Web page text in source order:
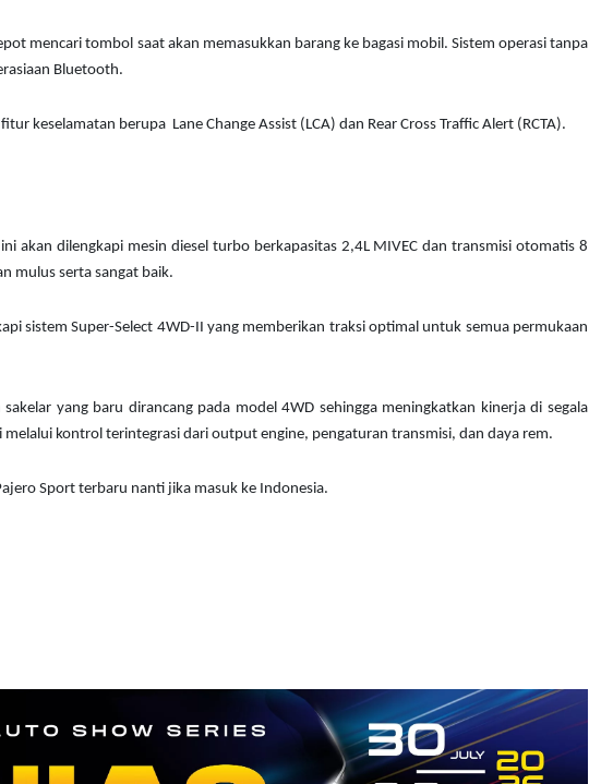
mencari tombol saat akan memasukkan barang ke bagasi mobil. Sistem operasi tanpa
Bluetooth.
keselamatan berupa Lane Change Assist (LCA) dan Rear Cross Traffic Alert (RCTA).
akan dilengkapi mesin diesel turbo berkapasitas 2,4L MIVEC dan transmisi otomatis 8
mulus serta sangat baik.
sistem Super-Select 4WD-II yang memberikan traksi optimal untuk semua permukaan
yang baru dirancang pada model 4WD sehingga meningkatkan kinerja di segala
kontrol terintegrasi dari output engine, pengaturan transmisi, dan daya rem.
Sport terbaru nanti jika masuk ke Indonesia.